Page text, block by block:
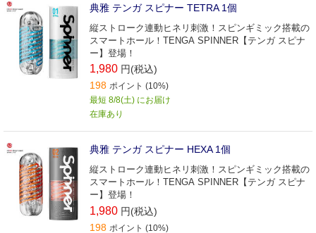
典雅 テンガ スピナー TETRA 1個
縦ストローク連動ヒネリ刺激！スピンギミック搭載の
スマートホール！TENGA SPINNER【テンガ スピナ
ー】登場！
1,980 円(税込)
198 ポイント (10%)
最短 8/8(土) にお届け
在庫あり
典雅 テンガ スピナー HEXA 1個
縦ストローク連動ヒネリ刺激！スピンギミック搭載の
スマートホール！TENGA SPINNER【テンガ スピナ
ー】登場！
1,980 円(税込)
198 ポイント (10%)